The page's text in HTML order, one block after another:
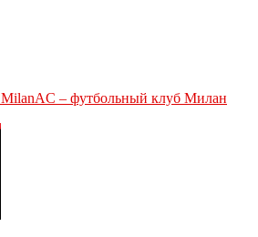
MilanAC – футбольный клуб Милан